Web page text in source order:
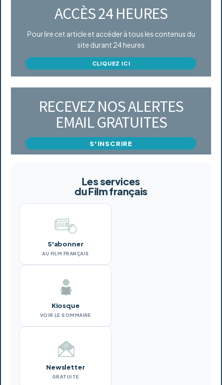
ACCÈS 24 HEURES
Pour lire cet article et accéder à tous les contenus du
site durant 24 heures
CLIQUEZ ICI
RECEVEZ NOS ALERTES
EMAIL GRATUITES
S'INSCRIRE
Les services
du Film français
S'abonner
AU FILM FRANÇAIS
Kiosque
VOIR LE SOMMAIRE
Newsletter
GRATUITE